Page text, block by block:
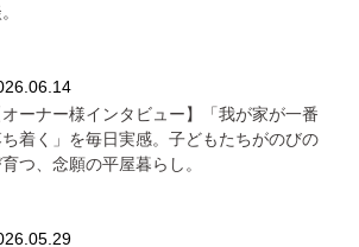
オーナー様インタビュー】「我が家が一番
着く」を毎日実感。子どもたちがのびの
つ、念願の平屋暮らし。